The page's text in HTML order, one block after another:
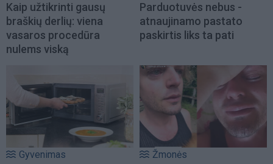
Kaip užtikrinti gausų
braškių derlių: viena
vasaros procedūra
nulems viską
Parduotuvės nebus -
atnaujinamo pastato
paskirtis liks ta pati
Gyvenimas Žmonės